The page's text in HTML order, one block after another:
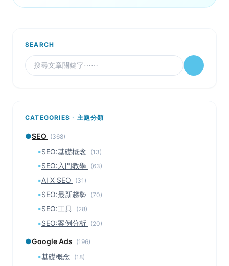
SEARCH
CATEGORIES · 主題分類
●SEO (368)
▪SEO:基礎概念 (13)
▪SEO:入門教學 (63)
▪AI X SEO (31)
▪SEO:最新趨勢 (70)
▪SEO:工具 (28)
▪SEO:案例分析 (20)
●Google Ads (196)
▪基礎概念 (18)